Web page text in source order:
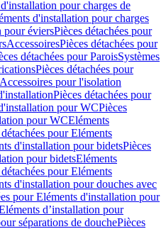
pour charges de
d'installation pour charges
pour éviersPièces détachées pour
AccessoiresPièces détachées pour
détachées pour ParoisSystèmes
Pièces détachées pour
Accessoires pour l'isolation
Pièces détachées pour
pour WCPièces
pour WCEléments
pour Eléments
d'installation pour bidetsPièces
pour bidetsEléments
pour Eléments
d'installation pour douches avec
pour Eléments d'installation pour
d’installation pour
séparations de douchePièces